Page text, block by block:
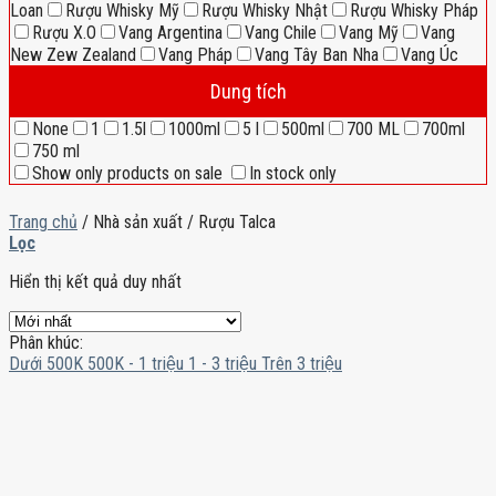
Loan Rượu Whisky Mỹ Rượu Whisky Nhật
Rượu Whisky Pháp
Rượu X.O
Vang Argentina Vang Chile Vang Mỹ
Vang
New Zew Zealand
Vang Pháp Vang Tây Ban Nha Vang Úc
Dung tích
None 1 1.5l 1000ml 5 l 500ml 700 ML
700ml
750 ml
Show only products on sale
In stock only
Trang chủ / Nhà sản xuất / Rượu Talca
Lọc
Hiển thị kết quả duy nhất
Phân khúc:
Dưới 500K 500K - 1 triệu 1 - 3 triệu Trên 3 triệu